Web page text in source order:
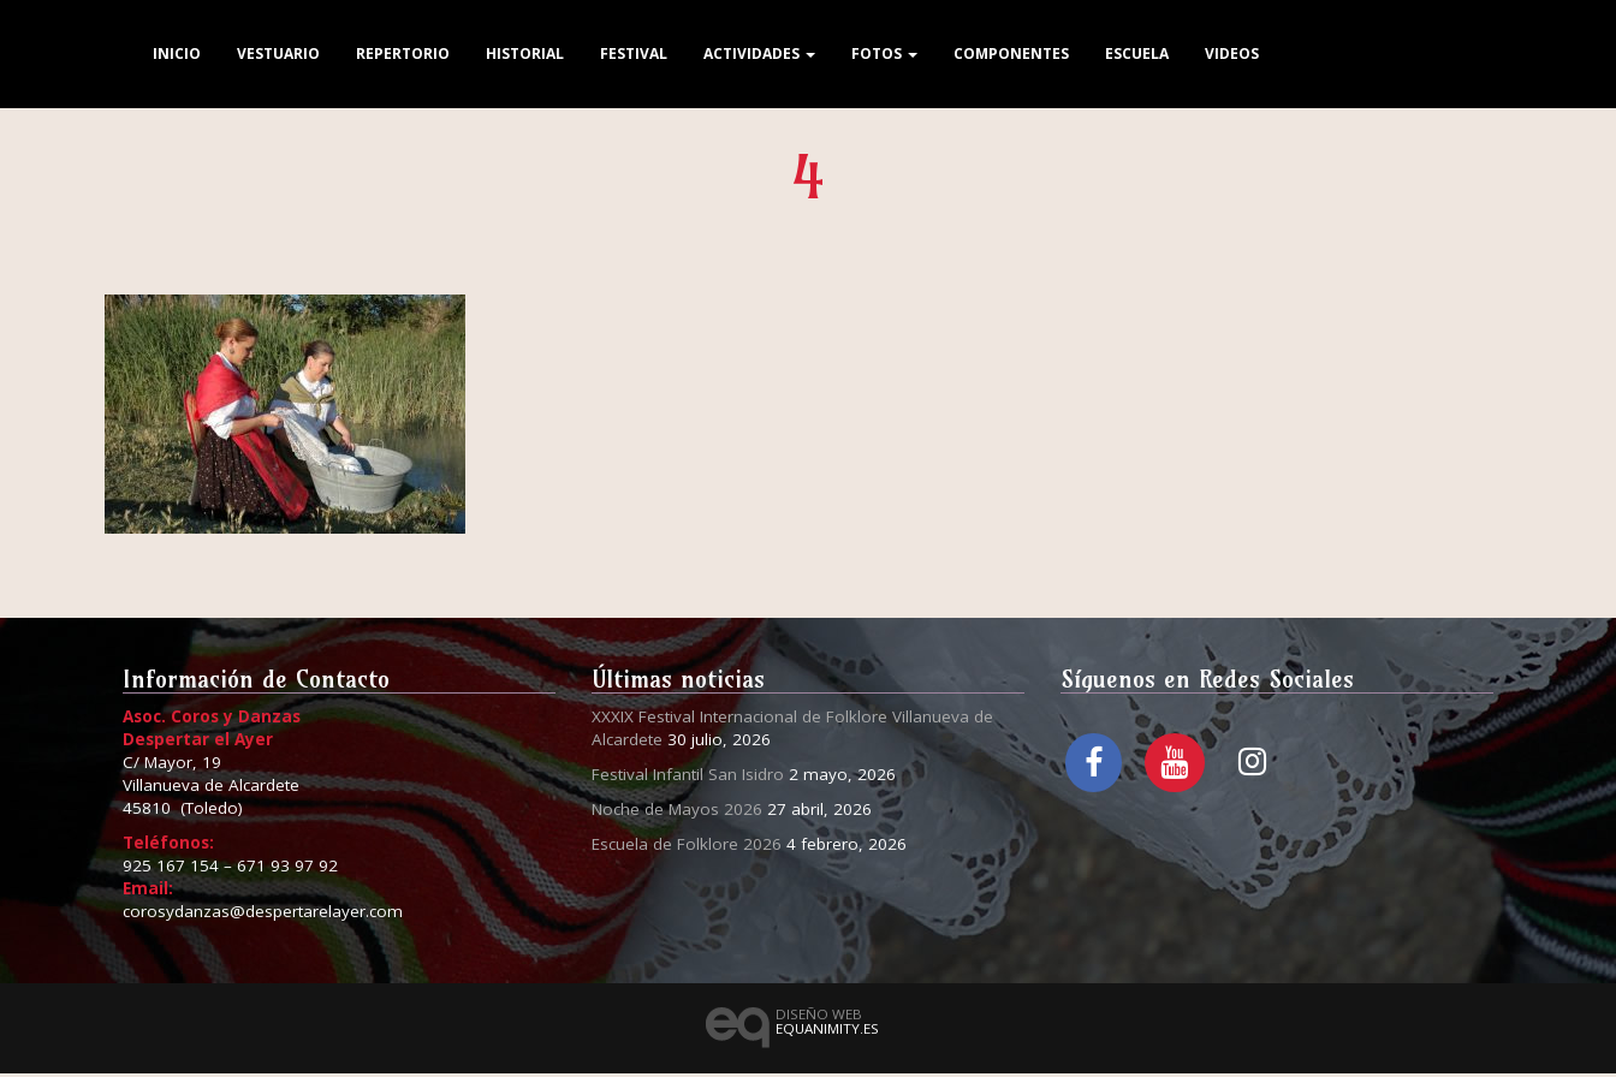
INICIO VESTUARIO REPERTORIO HISTORIAL FESTIVAL ACTIVIDADES FOTOS COMPONENTES ESCUELA VIDEOS
4
Información de Contacto
Asoc. Coros y Danzas
Despertar el Ayer
C/ Mayor, 19
Villanueva de Alcardete
45810 (Toledo)
Teléfonos:
925 167 154 – 671 93 97 92
Email:
corosydanzas@despertarelayer.com
Últimas noticias
XXXIX Festival Internacional de Folklore Villanueva de
Alcardete 30 julio, 2026
Festival Infantil San Isidro 2 mayo, 2026
Noche de Mayos 2026 27 abril, 2026
Escuela de Folklore 2026 4 febrero, 2026
Síguenos en Redes Sociales
DISEÑO WEB
EQUANIMITY.ES